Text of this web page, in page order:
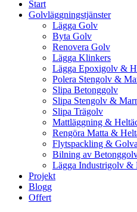
Start
Golvläggningstjänster
Lägga Golv
Byta Golv
Renovera Golv
Lägga Klinkers
Lägga Epoxigolv &
Polera Stengolv &
Slipa Betonggolv
Slipa Stengolv &
Slipa Trägolv
Mattläggning &
Rengöra Matta &
Flytspackling &
Bilning av
Lägga Industrigolv &
Projekt
Blogg
Offert